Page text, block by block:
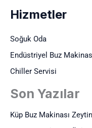
Hizmetler
Soğuk Oda
Endüstriyel Buz
Chiller Servisi
Son Yazılar
Küp Buz Makinası